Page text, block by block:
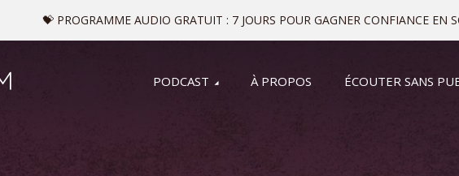
💝 PROGRAMME AUDIO GRATUIT : 7 JOURS POUR GAGNER CONFIANCE EN
PODCAST À PROPOS ÉCOUTER SANS